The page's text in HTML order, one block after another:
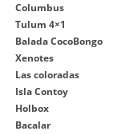
Columbus
Tulum 4×1
Balada CocoBongo
Xenotes
Las coloradas
Isla Contoy
Holbox
Bacalar